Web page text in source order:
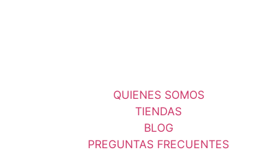
QUIENES SOMOS
TIENDAS
BLOG
PREGUNTAS FRECUENTES